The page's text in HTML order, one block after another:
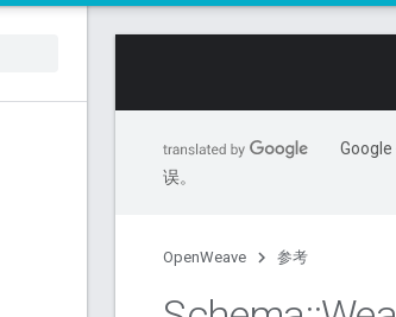
误。
OpenWeave 参考